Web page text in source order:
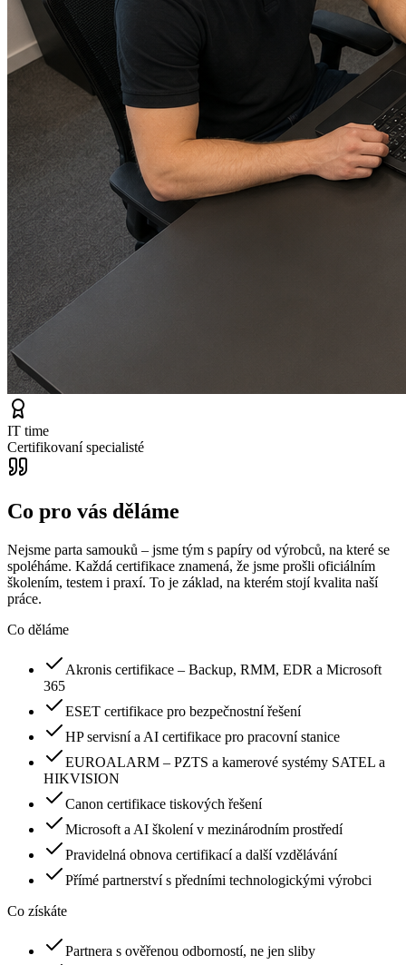
IT time
Certifikovaní specialisté
Co pro vás děláme
Nejsme parta samouků – jsme tým s papíry od výrobců, na které se
spoléháme. Každá certifikace znamená, že jsme prošli oficiálním
školením, testem i praxí. To je základ, na kterém stojí kvalita naší
práce.
Co děláme
Akronis certifikace – Backup, RMM, EDR a Microsoft
365
ESET certifikace pro bezpečnostní řešení
HP servisní a AI certifikace pro pracovní stanice
EUROALARM – PZTS a kamerové systémy SATEL a
HIKVISION
Canon certifikace tiskových řešení
Microsoft a AI školení v mezinárodním prostředí
Pravidelná obnova certifikací a další vzdělávání
Přímé partnerství s předními technologickými výrobci
Co získáte
Partnera s ověřenou odborností, ne jen sliby